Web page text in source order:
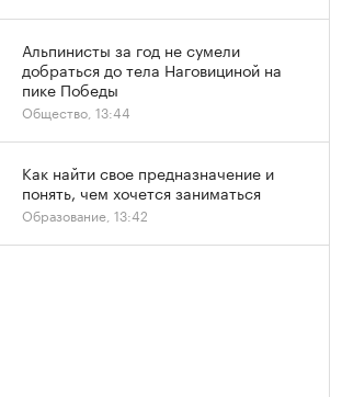
Альпинисты за год не сумели
добраться до тела Наговициной на
пике Победы
Общество, 13:44
Как найти свое предназначение и
понять, чем хочется заниматься
Образование, 13:42